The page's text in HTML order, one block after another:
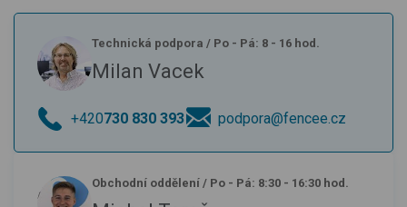
Technická podpora / Po - Pá: 8 - 16 hod.
Milan Vacek
+420730 830 393 podpora@fencee.cz
Obchodní oddělení / Po - Pá: 8:30 - 16:30 hod.